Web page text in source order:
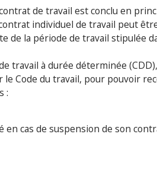
de travail est conclu en
individuel de travail peut
de la période de travail stipulée
travail à durée déterminée
Code du travail, pour pouvoir
:
en cas de suspension de son